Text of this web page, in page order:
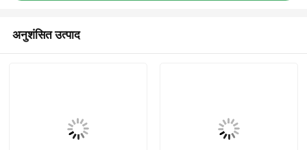
अनुशंसित उत्पाद